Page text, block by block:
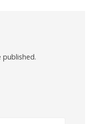
published.